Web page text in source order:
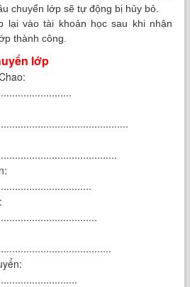
chuyển lớp sẽ tự động bị hủy bỏ.
lại vào tài khoản học sau khi nhận
thành công.
lớp